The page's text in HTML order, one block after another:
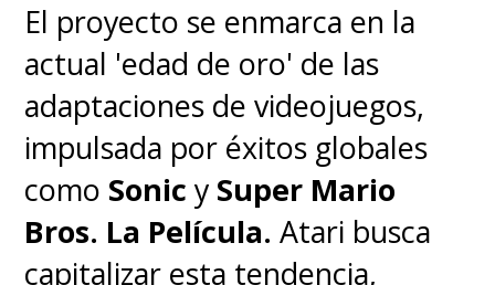
El proyecto se enmarca en la
actual 'edad de oro' de las
adaptaciones de videojuegos,
impulsada por éxitos globales
como Sonicy Super Mario
Bros. La Película. Atari busca
capitalizar esta tendencia,